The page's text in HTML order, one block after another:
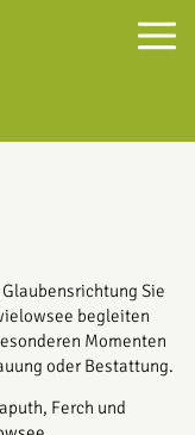
Sie
begleiten
Momenten
oder Bestattung.
Ferch und